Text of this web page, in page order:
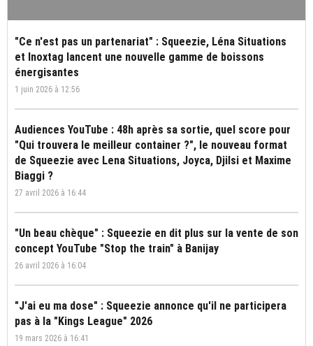
"Ce n'est pas un partenariat" : Squeezie, Léna Situations
et Inoxtag lancent une nouvelle gamme de boissons
énergisantes
1 juin 2026 à 12:56
Audiences YouTube : 48h après sa sortie, quel score pour
"Qui trouvera le meilleur container ?", le nouveau format
de Squeezie avec Lena Situations, Joyca, Djilsi et Maxime
Biaggi ?
27 avril 2026 à 16:44
"Un beau chèque" : Squeezie en dit plus sur la vente de son
concept YouTube "Stop the train" à Banijay
26 avril 2026 à 16:04
"J'ai eu ma dose" : Squeezie annonce qu'il ne participera
pas à la "Kings League" 2026
19 mars 2026 à 16:41